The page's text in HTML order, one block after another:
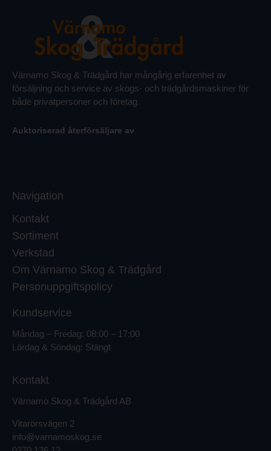
Värnamo Skog & Trädgård har mångårig erfarenhet av
försäljning och service av skogs- och trädgårdsmaskiner för
både privatpersoner och företag.
Auktoriserad återförsäljare av
Navigation
Kontakt
Sortiment
Verkstad
Om Värnamo Skog & Trädgård
Personuppgiftspolicy
Kundservice
Måndag – Fredag: 08:00 – 17:00
Lördag & Söndag: Stängt
Kontakt
Värnamo Skog & Trädgård AB
Vitarörsvägen 2
info@varnamoskog.se